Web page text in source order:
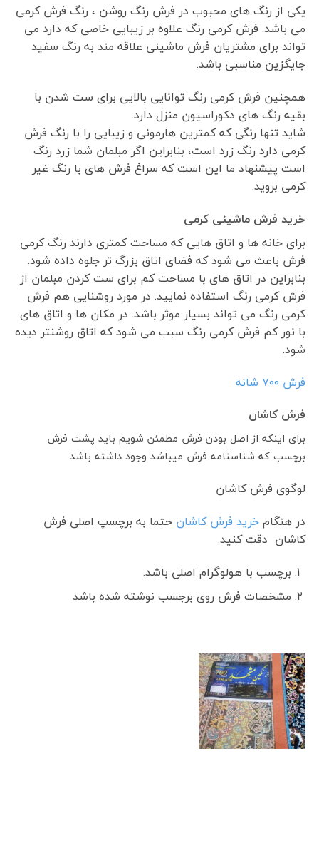
یکی از رنگ های محبوب در فرش رنگ روشن ، رنگ فرش کرمی
می باشد. فرش کرمی رنگ علاوه بر زیبایی خاصی که دارد می
تواند برای مشتریان فرش ماشینی علاقه مند به رنگ سفید
جایگزین مناسبی باشد.
همچنین فرش کرمی رنگ توانایی بالایی برای ست شدن با
بقیه رنگ های دکوراسیون منزل دارد.
شاید تنها رنگی که کمترین هارمونی و زیبایی را با رنگ فرش
کرمی دارد رنگ زرد است، بنابراین اگر مبلمان شما زرد رنگ
است پیشنهاد ما این است که سراغ فرش های با رنگ غیر
کرمی بروید.
خرید فرش ماشینی کرمی
برای خانه ها و اتاق هایی که مساحت کمتری دارند رنگ کرمی
فرش باعث می شود که فضای اتاق بزرگ تر جلوه داده شود.
بنابراین در اتاق های با مساحت کم برای ست کردن مبلمان از
فرش کرمی رنگ استفاده نمایید. در مورد روشنایی هم فرش
کرمی رنگ می تواند بسیار موثر باشد. در مکان ها و اتاق های
با نور کم فرش کرمی رنگ سبب می شود که اتاق روشنتر دیده
شود.
فرش ٧٠٠ شانه
فرش کاشان
برای اینکه از اصل بودن فرش مطمئن شویم باید پشت فرش
برچسب که شناسنامه فرش میباشد وجود داشته باشد
لوگوی فرش کاشان
در هنگامخرید فرش کاشان حتما به برچسپ اصلی فرش
کاشان دقت کنید.
برچسب با هولوگرام اصلی باشد.
مشخصات فرش روی برجسب نوشته شده باشد